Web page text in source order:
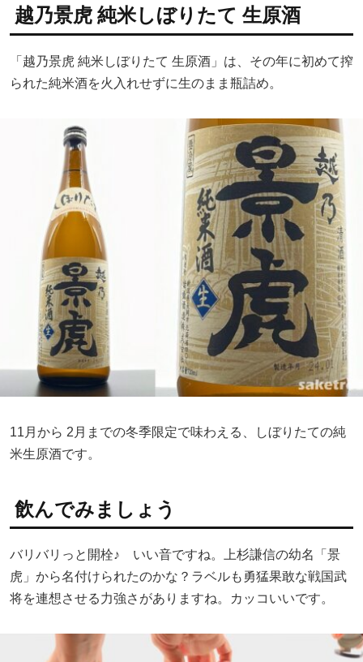
越乃景虎 純米しぼりたて 生原酒
「越乃景虎 純米しぼりたて 生原酒」は、その年に初めて搾
られた純米酒を火入れせずに生のまま瓶詰め。
11月から 2月までの冬季限定で味わえる、しぼりたての純
米生原酒です。
飲んでみましょう
バリバリっと開栓♪ いい音ですね。上杉謙信の幼名「景
虎」から名付けられたのかな？ラベルも勇猛果敢な戦国武
将を連想させる力強さがありますね。カッコいいです。